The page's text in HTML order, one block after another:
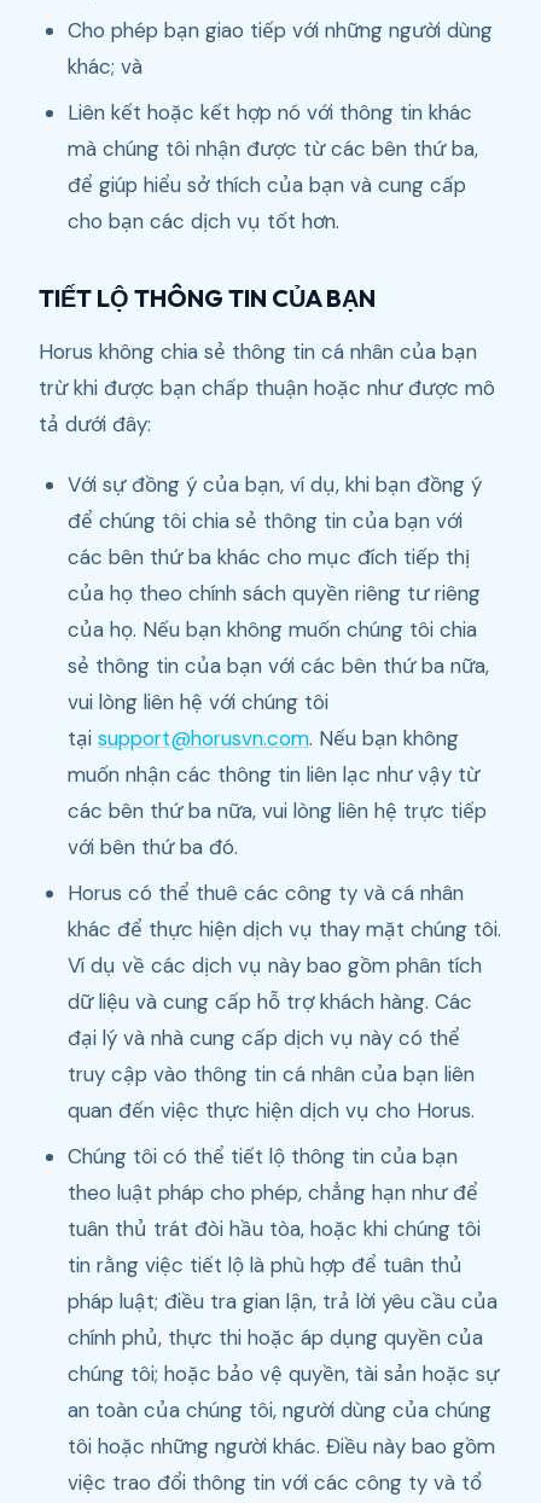
Cho phép bạn giao tiếp với những người dùng
khác; và
Liên kết hoặc kết hợp nó với thông tin khác
mà chúng tôi nhận được từ các bên thứ ba,
để giúp hiểu sở thích của bạn và cung cấp
cho bạn các dịch vụ tốt hơn.
TIẾT LỘ THÔNG TIN CỦA BẠN
Horus không chia sẻ thông tin cá nhân của bạn
trừ khi được bạn chấp thuận hoặc như được mô
tả dưới đây:
Với sự đồng ý của bạn, ví dụ, khi bạn đồng ý
để chúng tôi chia sẻ thông tin của bạn với
các bên thứ ba khác cho mục đích tiếp thị
của họ theo chính sách quyền riêng tư riêng
của họ. Nếu bạn không muốn chúng tôi chia
sẻ thông tin của bạn với các bên thứ ba nữa,
vui lòng liên hệ với chúng tôi
tại support@horusvn.com. Nếu bạn không
muốn nhận các thông tin liên lạc như vậy từ
các bên thứ ba nữa, vui lòng liên hệ trực tiếp
với bên thứ ba đó.
Horus có thể thuê các công ty và cá nhân
khác để thực hiện dịch vụ thay mặt chúng tôi.
Ví dụ về các dịch vụ này bao gồm phân tích
dữ liệu và cung cấp hỗ trợ khách hàng. Các
đại lý và nhà cung cấp dịch vụ này có thể
truy cập vào thông tin cá nhân của bạn liên
quan đến việc thực hiện dịch vụ cho Horus.
Chúng tôi có thể tiết lộ thông tin của bạn
theo luật pháp cho phép, chẳng hạn như để
tuân thủ trát đòi hầu tòa, hoặc khi chúng tôi
tin rằng việc tiết lộ là phù hợp để tuân thủ
pháp luật; điều tra gian lận, trả lời yêu cầu của
chính phủ, thực thi hoặc áp dụng quyền của
chúng tôi; hoặc bảo vệ quyền, tài sản hoặc sự
an toàn của chúng tôi, người dùng của chúng
tôi hoặc những người khác. Điều này bao gồm
việc trao đổi thông tin với các công ty và tổ